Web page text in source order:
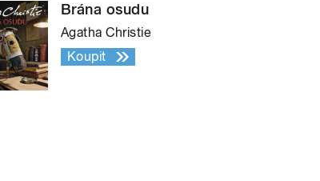
Brána osudu
Agatha Christie
Koupit